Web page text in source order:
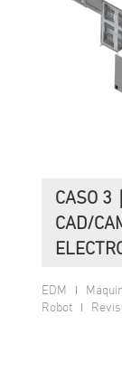
CASO 3
CAD/
EDM
Robot